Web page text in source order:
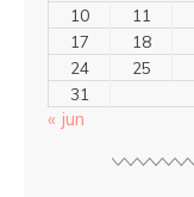
10
11
17
18
24
25
31
« jun